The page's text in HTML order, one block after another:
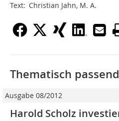
Text: Christian Jahn, M. A.
Thematisch
Ausgabe 08/2012
Harold Scholz